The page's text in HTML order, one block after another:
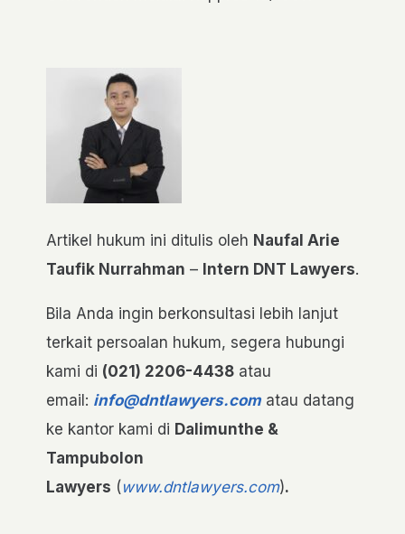
Artikel hukum ini ditulis oleh Naufal Arie
Taufik Nurrahman – Intern DNT Lawyers.
Bila Anda ingin berkonsultasi lebih lanjut
terkait persoalan hukum, segera hubungi
kami di (021) 2206-4438 atau
email: info@dntlawyers.com atau datang
ke kantor kami di Dalimunthe &
Tampubolon
Lawyers ( www.dntlawyers.com).